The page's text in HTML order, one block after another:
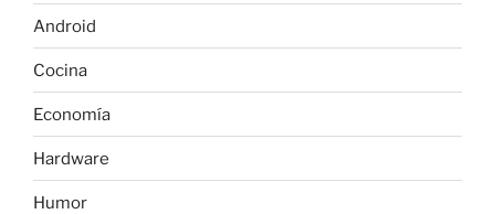
k
Android
Cocina
Economía
Hardware
Humor